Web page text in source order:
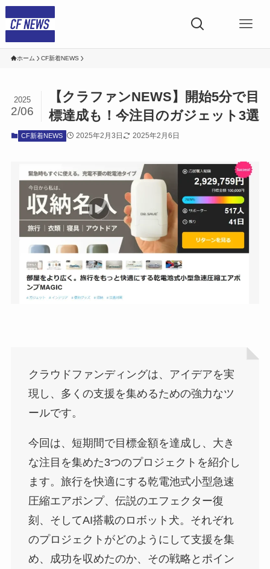
ホーム CF新着NEWS
【クラファンNEWS】開始5分で目
標達成も！今注目のガジェット3選
2025
2/06
CF新着NEWS 2025年2月3日 2025年2月6日
クラウドファンディングは、アイデアを実
現し、多くの支援を集めるための強力なツ
ールです。
今回は、短期間で目標金額を達成し、大き
な注目を集めた3つのプロジェクトを紹介し
ます。旅行を快適にする乾電池式小型急速
圧縮エアポンプ、伝説のエフェクター復
刻、そしてAI搭載のロボット犬。それぞれ
のプロジェクトがどのようにして支援を集
め、成功を収めたのか、その戦略とポイン